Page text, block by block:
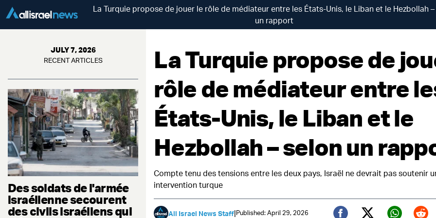
La Turquie propose de jouer le rôle de médiateur entre les États-Unis, le Liban et le Hezbollah
un rapport
JULY 7, 2026
RECENT ARTICLES
Des soldats de l'armée
israélienne secourent
des civils israéliens qui
La Turquie propose de
rôle de médiateur entre
États-Unis, le Liban et le
Hezbollah – selon un
Compte tenu des tensions entre les deux pays, Israël ne devrait pas soutenir
intervention turque
All Israel News Staff|Published: April 29, 2026